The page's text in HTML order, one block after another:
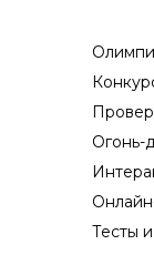
Огонь-
Тесты